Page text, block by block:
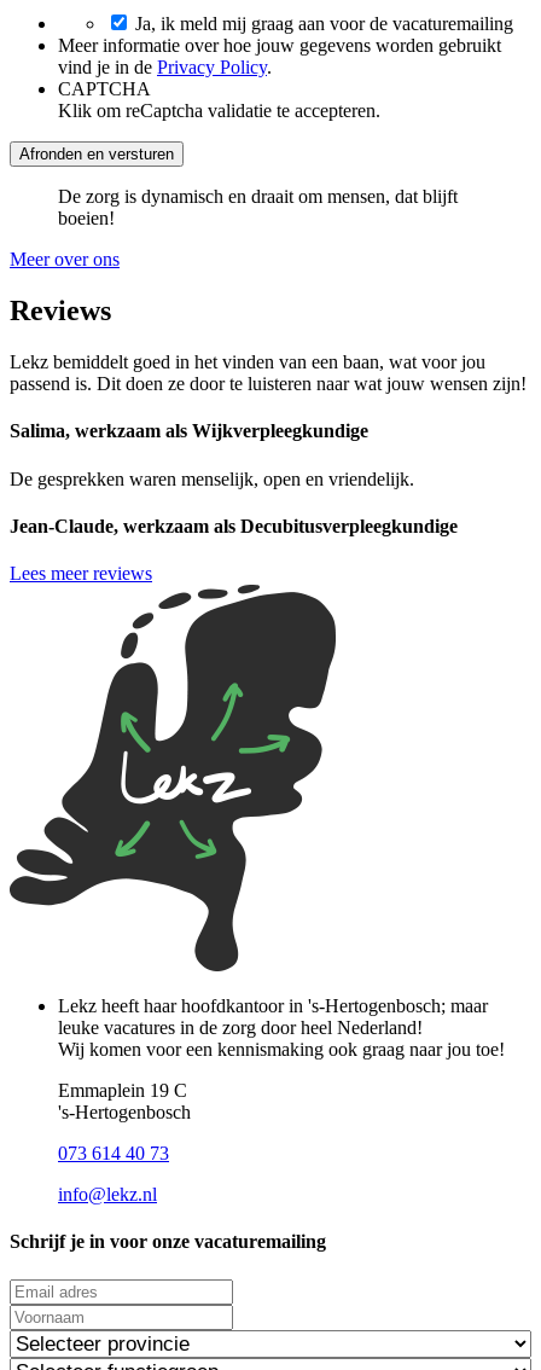
Ja, ik meld mij graag aan voor de vacaturemailing
Meer informatie over hoe jouw gegevens worden gebruikt
vind je in de Privacy Policy.
CAPTCHA
Klik om reCaptcha validatie te accepteren.
De zorg is dynamisch en draait om mensen, dat blijft
boeien!
Meer over ons
Reviews
Lekz bemiddelt goed in het vinden van een baan, wat voor jou
passend is. Dit doen ze door te luisteren naar wat jouw wensen zijn!
Salima, werkzaam als Wijkverpleegkundige
De gesprekken waren menselijk, open en vriendelijk.
Jean-Claude, werkzaam als Decubitusverpleegkundige
Lees meer reviews
Lekz heeft haar hoofdkantoor in 's-Hertogenbosch; maar
leuke vacatures in de zorg door heel Nederland!
Wij komen voor een kennismaking ook graag naar jou toe!
Emmaplein 19 C
's‑Hertogenbosch
073 614 40 73
info@lekz.nl
Schrijf je in voor onze vacaturemailing